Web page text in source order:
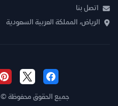
اتصل بنا
الرياض، المملكة العربية السعودية
جميع الحقوق محفوظة © 2026 مكتبة ياسمين